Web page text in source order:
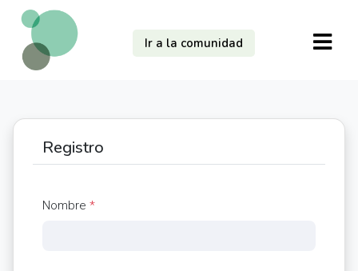
Ir a la comunidad
Registro
Nombre *